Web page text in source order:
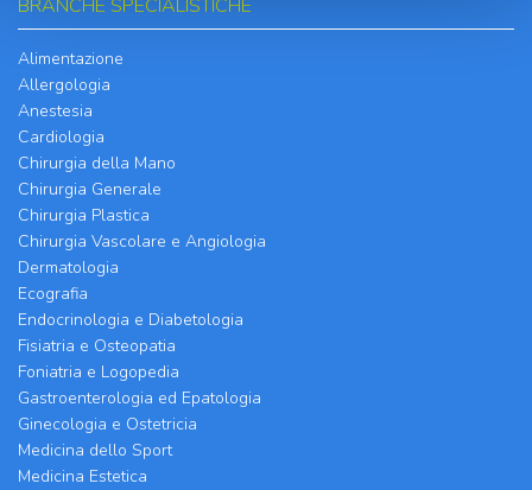
BRANCHE SPECIALISTICHE
Alimentazione
Allergologia
Anestesia
Cardiologia
Chirurgia della Mano
Chirurgia Generale
Chirurgia Plastica
Chirurgia Vascolare e Angiologia
Dermatologia
Ecografia
Endocrinologia e Diabetologia
Fisiatria e Osteopatia
Foniatria e Logopedia
Gastroenterologia ed Epatologia
Ginecologia e Ostetricia
Medicina dello Sport
Medicina Estetica